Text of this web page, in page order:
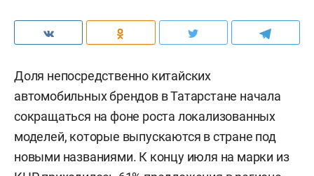
Доля непосредственно китайских
автомобильных брендов в Татарстане начала
сокращаться на фоне роста локализованных
моделей, которые выпускаются в стране под
новыми названиями. К концу июля на марки из